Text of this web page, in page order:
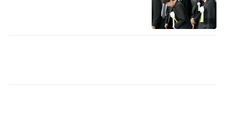
“丁香油、丁香酚，厂家直销，大量出货
中。”一名江西商家向记者介绍，其店从2023